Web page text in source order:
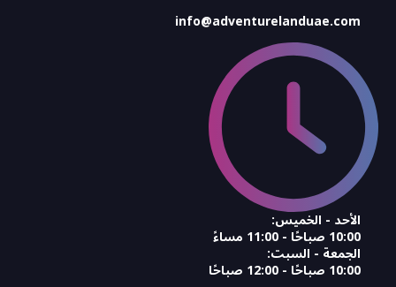
info@adventurelanduae.com
الأحد - الخميس:
10:00 صباحًا - 11:00 مساءً
الجمعة - السبت:
10:00 صباحًا - 12:00 صباحًا